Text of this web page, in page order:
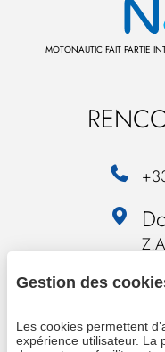
MOTONAUTIC FAIT PARTIE
Gestion des
Les cookies permettent
expérience utilisateur. La